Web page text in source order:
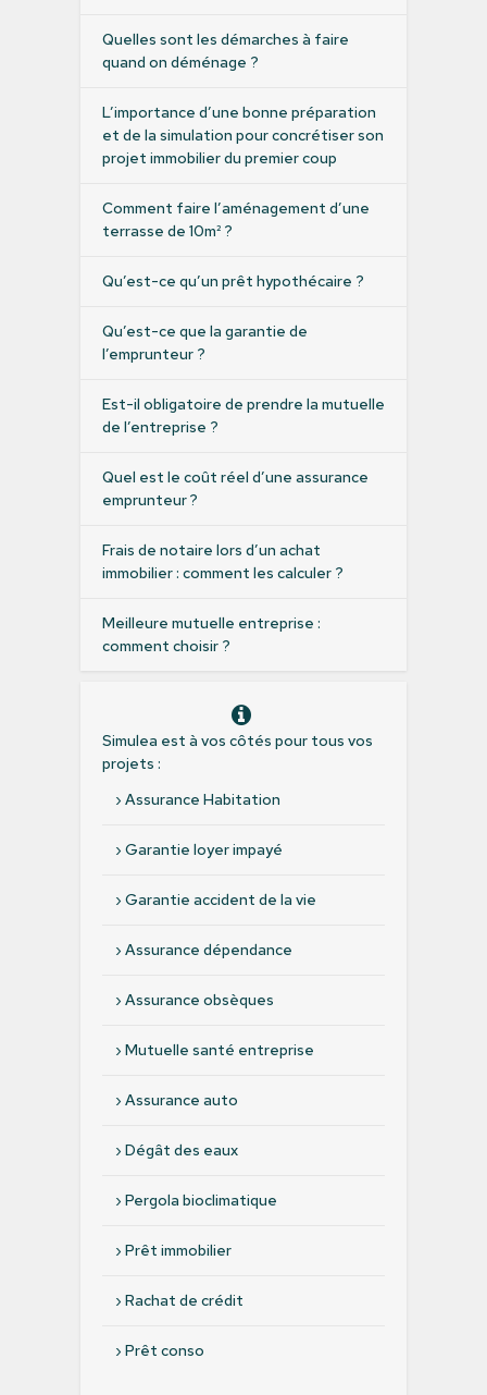
Quelles sont les démarches à faire
quand on déménage ?
L’importance d’une bonne préparation
et de la simulation pour concrétiser son
projet immobilier du premier coup
Comment faire l’aménagement d’une
terrasse de 10m² ?
Qu’est-ce qu’un prêt hypothécaire ?
Qu’est-ce que la garantie de
l’emprunteur ?
Est-il obligatoire de prendre la mutuelle
de l’entreprise ?
Quel est le coût réel d’une assurance
emprunteur ?
Frais de notaire lors d’un achat
immobilier : comment les calculer ?
Meilleure mutuelle entreprise :
comment choisir ?
Simulea est à vos côtés pour tous vos
projets :
› Assurance Habitation
› Garantie loyer impayé
› Garantie accident de la vie
› Assurance dépendance
› Assurance obsèques
› Mutuelle santé entreprise
› Assurance auto
› Dégât des eaux
› Pergola bioclimatique
› Prêt immobilier
› Rachat de crédit
› Prêt conso